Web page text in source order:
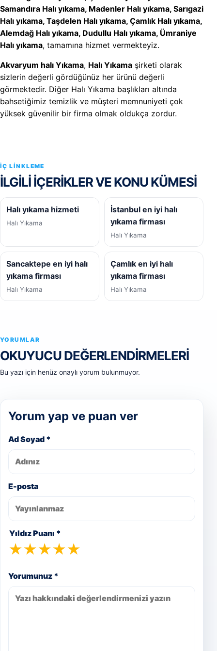
Samandıra Halı yıkama, Madenler Halı yıkama, Sarıgazi
Halı yıkama, Taşdelen Halı yıkama, Çamlık Halı yıkama,
Alemdağ Halı yıkama, Dudullu Halı yıkama, Ümraniye
Halı yıkama, tamamına hizmet vermekteyiz.
Akvaryum halı Yıkama, Halı Yıkama şirketi olarak
sizlerin değerli gördüğünüz her ürünü değerli
görmektedir. Diğer Halı Yıkama başlıkları altında
bahsetiğimiz temizlik ve müşteri memnuniyeti çok
yüksek güvenilir bir firma olmak oldukça zordur.
İÇ LINKLEME
İLGILI IÇERIKLER VE KONU KÜMESI
Halı yıkama hizmeti
Halı Yıkama
İstanbul en iyi halı
yıkama firması
Halı Yıkama
Sancaktepe en iyi halı
yıkama firması
Halı Yıkama
Çamlık en iyi halı
yıkama firması
Halı Yıkama
YORUMLAR
OKUYUCU DEĞERLENDIRMELERI
Bu yazı için henüz onaylı yorum bulunmuyor.
Yorum yap ve puan ver
Ad Soyad *
E-posta
Yıldız Puanı *
★
★
★
★
★
Yorumunuz *